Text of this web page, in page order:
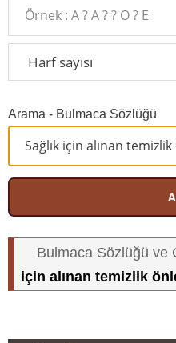
Arama - Bulmaca Sözlüğü
Bulmaca Sözlüğü ve
için alınan temizlik